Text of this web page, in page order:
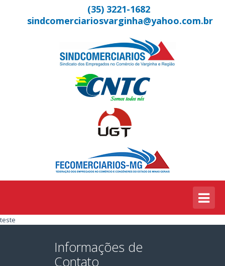
(35) 3221-1682
sindcomerciariosvarginha@yahoo.com.br
teste
Informações de
Contato